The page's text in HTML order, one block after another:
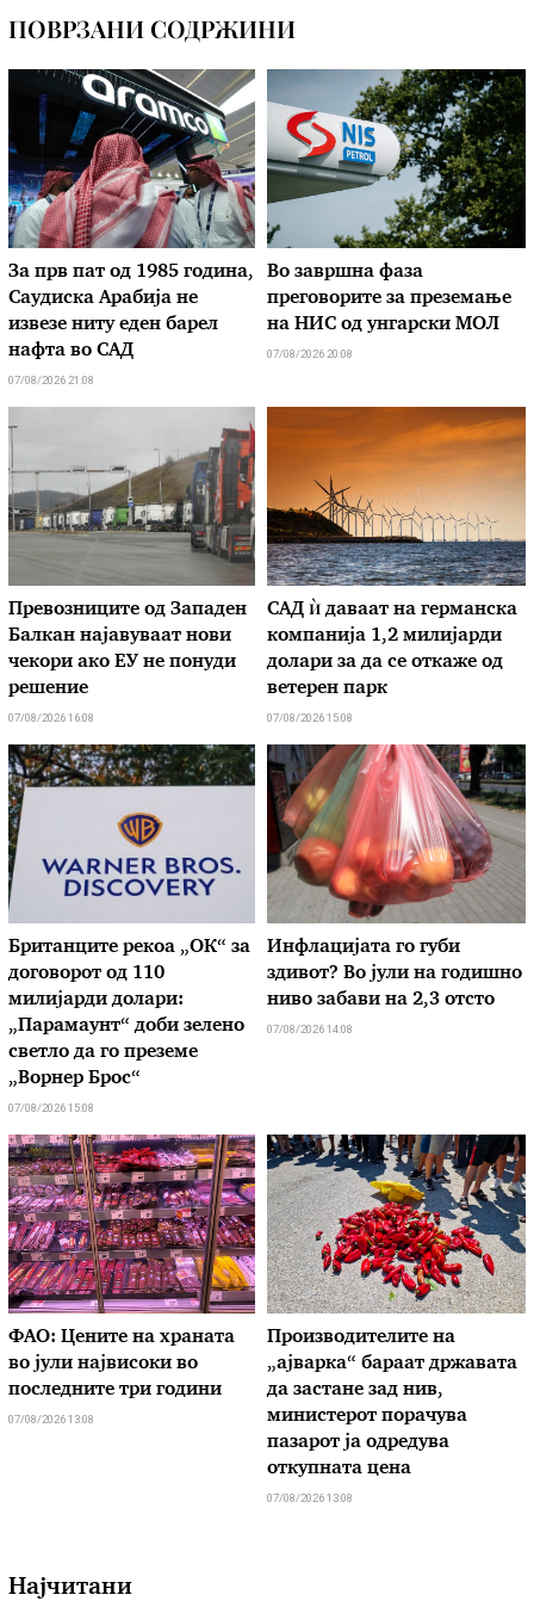
ПОВРЗАНИ СОДРЖИНИ
За прв пат од 1985 година,
Саудиска Арабија не
извезе ниту еден барел
нафта во САД
07/08/2026 21:08
Во завршна фаза
преговорите за преземање
на НИС од унгарски МОЛ
07/08/2026 20:08
Превозниците од Западен
Балкан најавуваат нови
чекори ако ЕУ не понуди
решение
07/08/2026 16:08
САД ѝ даваат на германска
компанија 1,2 милијарди
долари за да се откаже од
ветерен парк
07/08/2026 15:08
Британците рекоа „ОК“ за
договорот од 110
милијарди долари:
„Парамаунт“ доби зелено
светло да го преземе
„Ворнер Брос“
07/08/2026 15:08
Инфлацијата го губи
здивот? Во јули на годишно
ниво забави на 2,3 отсто
07/08/2026 14:08
ФАО: Цените на храната
во јули највисоки во
последните три години
07/08/2026 13:08
Производителите на
„ајварка“ бараат државата
да застане зад нив,
министерот порачува
пазарот ја одредува
откупната цена
07/08/2026 13:08
Најчитани